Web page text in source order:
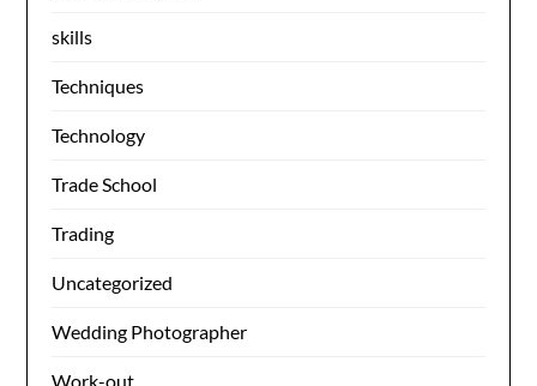
skills
Techniques
Technology
Trade School
Trading
Uncategorized
Wedding Photographer
Work-out